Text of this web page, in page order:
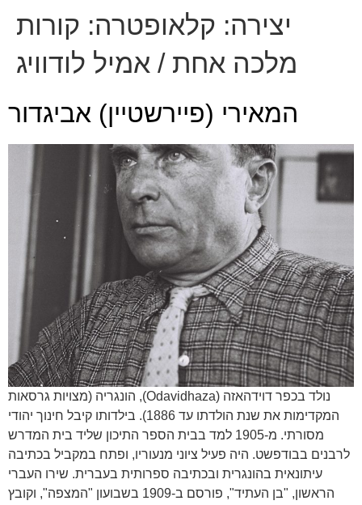
יצירה: קלאופטרה: קורות
מלכה אחת / אמיל לודוויג
המאירי (פיירשטיין) אביגדור
נולד בכפר דוידהאזה (Odavidhaza), הונגריה (מצויות גרסאות
המקדימות את שנת הולדתו עד 1886). בילדותו קיבל חינוך יהודי
מסורתי. מ-1905 למד בבית הספר התיכון שליד בית המדרש
לרבנים בבודפשט. היה פעיל ציוני מנעוריו, ופתח במקביל בכתיבה
עיתונאית בהונגרית ובכתיבה ספרותית בעברית. שירו העברי
הראשון, "בן העתיד", פורסם ב-1909 בשבועון "המצפה", וקובץ